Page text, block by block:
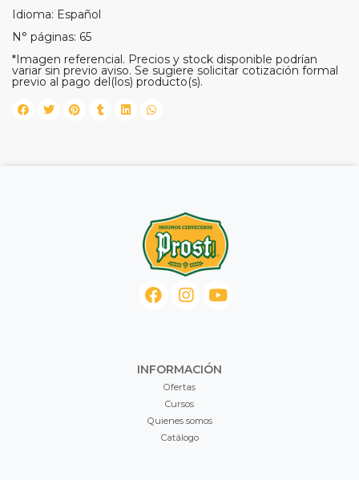
Idioma: Español
N° páginas: 65
*Imagen referencial. Precios y stock disponible podrían
variar sin previo aviso. Se sugiere solicitar cotización formal
previo al pago del(los) producto(s).
INFORMACIÓN
Ofertas
Cursos
Quienes somos
Catálogo